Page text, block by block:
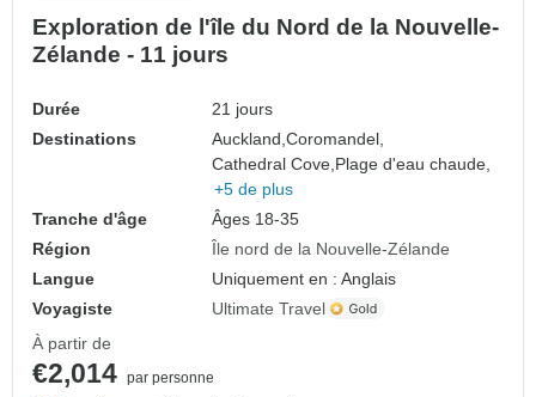
Exploration de l'île du Nord de la Nouvelle-
Zélande - 11 jours
Durée
21 jours
Destinations
Auckland,Coromandel,
Cathedral Cove, Plage d'eau chaude,
+5 de plus
Tranche d'âge
Âges 18-35
Région
Île nord de la Nouvelle-Zélande
Langue
Uniquement en : Anglais
Voyagiste
Ultimate Travel
À partir de
€2,014 par personne